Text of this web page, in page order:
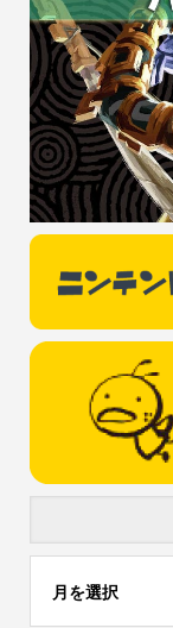
月を選択